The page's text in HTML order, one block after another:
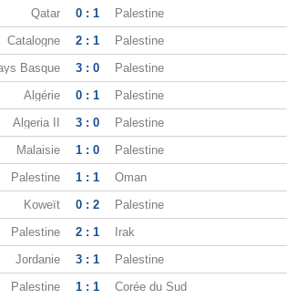
Qatar 0 : 1 Palestine
Catalogne 2 : 1 Palestine
Basque 3 : 0 Palestine
Algérie 0 : 1 Palestine
Algeria II 3 : 0 Palestine
Malaisie 1 : 0 Palestine
Palestine 1 : 1 Oman
Koweït 0 : 2 Palestine
Palestine 2 : 1 Irak
Jordanie 3 : 1 Palestine
Palestine 1 : 1 Corée du Sud